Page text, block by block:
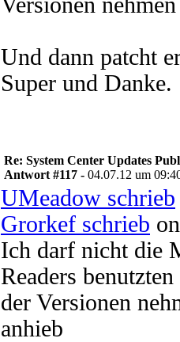
Und dann patcht
Super und Danke.
Re: System Center Updates
Antwort #117 - 04.07.12 um
UMeadow schrieb
Grorkef schrieb
Ich darf nicht die
Readers
der Versionen
anhieb